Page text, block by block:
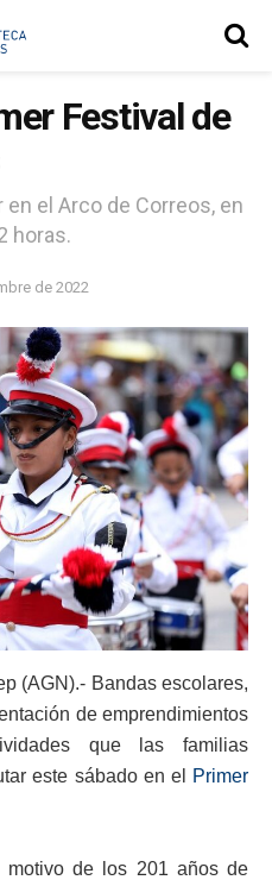
Festival de
el Arco de Correos, en
horas.
de 2022
(AGN).- Bandas escolares,
de emprendimientos
que las familias
este sábado en el
Primer
motivo de los 201 años de